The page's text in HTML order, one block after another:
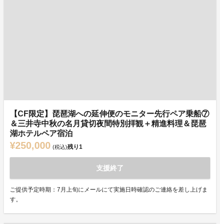
【CF限定】琵琶湖への延伸便のモニター先行ペア乗船⑦
＆三井寺中秋の名月貸切夜間特別拝観＋精進料理＆琵琶
湖ホテルペア宿泊
¥250,000 (税込)残り1
支援終了
ご提供予定時期：7月上旬にメールにて実施日時確認のご連絡を差し上げま
す。